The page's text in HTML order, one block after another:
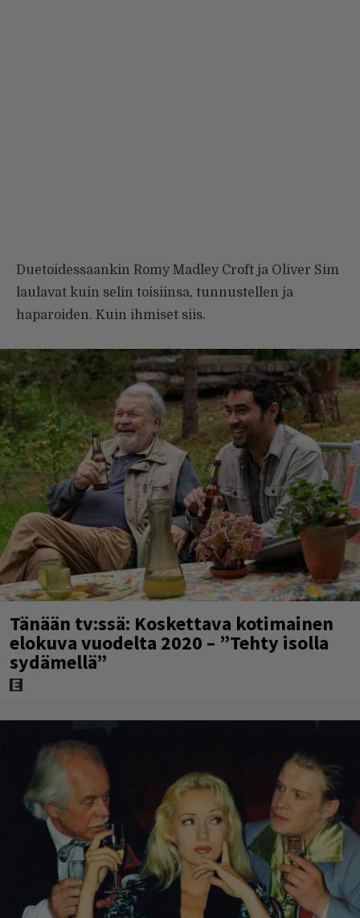
Duetoidessaankin Romy Madley Croft ja Oliver Sim
laulavat kuin selin toisiinsa, tunnustellen ja
haparoiden. Kuin ihmiset siis.
Tänään tv:ssä: Koskettava kotimainen
elokuva vuodelta 2020 – ”Tehty isolla
sydämellä”